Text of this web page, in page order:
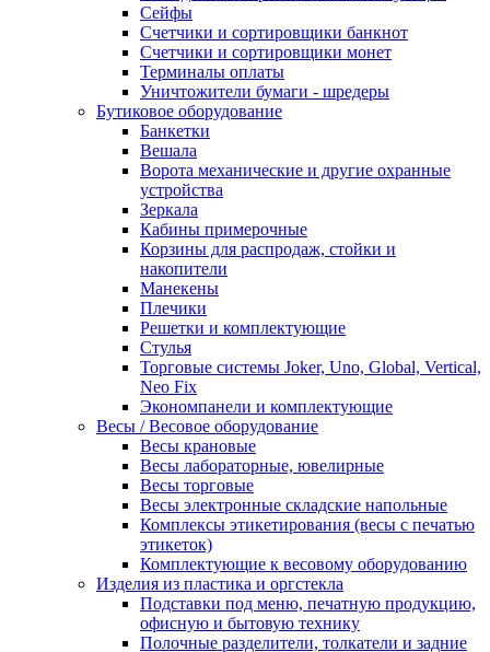
Сейфы
Счетчики и сортировщики банкнот
Счетчики и сортировщики монет
Терминалы оплаты
Уничтожители бумаги - шредеры
Бутиковое оборудование
Банкетки
Вешала
Ворота механические и другие охранные
устройства
Зеркала
Кабины примерочные
Корзины для распродаж, стойки и
накопители
Манекены
Плечики
Решетки и комплектующие
Стулья
Торговые системы Joker, Uno, Global, Vertical,
Neo Fix
Экономпанели и комплектующие
Весы / Весовое оборудование
Весы крановые
Весы лабораторные, ювелирные
Весы торговые
Весы электронные складские напольные
Комплексы этикетирования (весы с печатью
этикеток)
Комплектующие к весовому оборудованию
Изделия из пластика и оргстекла
Подставки под меню, печатную продукцию,
офисную и бытовую технику
Полочные разделители, толкатели и задние